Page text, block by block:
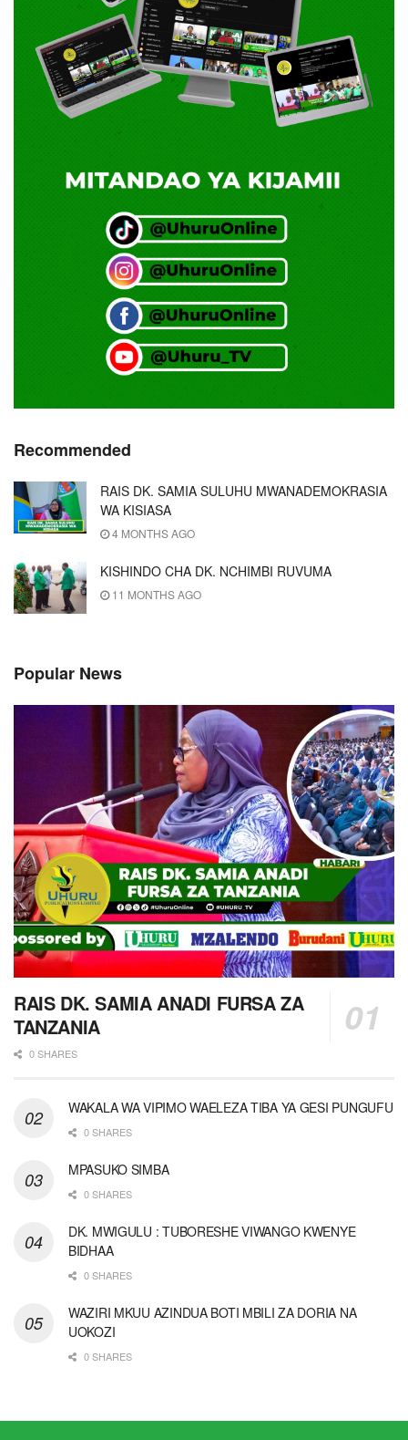
Recommended
RAIS DK. SAMIA SULUHU MWANADEMOKRASIA
WA KISIASA
4 MONTHS AGO
KISHINDO CHA DK. NCHIMBI RUVUMA
11 MONTHS AGO
Popular News
RAIS DK. SAMIA ANADI FURSA ZA
TANZANIA
0 SHARES
WAKALA WA VIPIMO WAELEZA TIBA YA GESI PUNGUFU
0 SHARES
MPASUKO SIMBA
0 SHARES
DK. MWIGULU : TUBORESHE VIWANGO KWENYE
BIDHAA
0 SHARES
WAZIRI MKUU AZINDUA BOTI MBILI ZA DORIA NA
UOKOZI
0 SHARES